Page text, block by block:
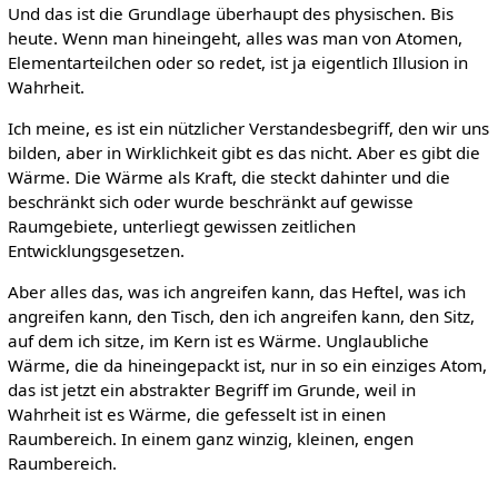
Und das ist die Grundlage überhaupt des physischen. Bis
heute. Wenn man hineingeht, alles was man von Atomen,
Elementarteilchen oder so redet, ist ja eigentlich Illusion in
Wahrheit.
Ich meine, es ist ein nützlicher Verstandesbegriff, den wir uns
bilden, aber in Wirklichkeit gibt es das nicht. Aber es gibt die
Wärme. Die Wärme als Kraft, die steckt dahinter und die
beschränkt sich oder wurde beschränkt auf gewisse
Raumgebiete, unterliegt gewissen zeitlichen
Entwicklungsgesetzen.
Aber alles das, was ich angreifen kann, das Heftel, was ich
angreifen kann, den Tisch, den ich angreifen kann, den Sitz,
auf dem ich sitze, im Kern ist es Wärme. Unglaubliche
Wärme, die da hineingepackt ist, nur in so ein einziges Atom,
das ist jetzt ein abstrakter Begriff im Grunde, weil in
Wahrheit ist es Wärme, die gefesselt ist in einen
Raumbereich. In einem ganz winzig, kleinen, engen
Raumbereich.